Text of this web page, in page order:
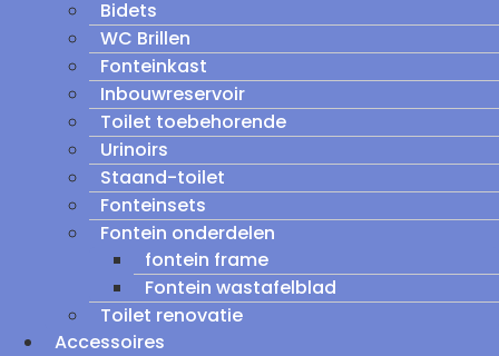
Bidets
WC Brillen
Fonteinkast
Inbouwreservoir
Toilet toebehorende
Urinoirs
Staand-toilet
Fonteinsets
Fontein onderdelen
fontein frame
Fontein wastafelblad
Toilet renovatie
Accessoires